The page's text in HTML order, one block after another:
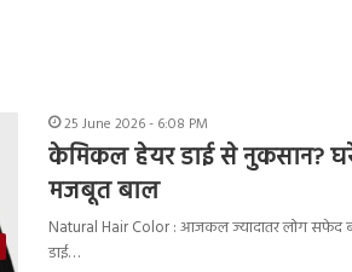
25 June 2026 - 6:08 PM
केमिकल हेयर डाई से नुकसान?
मजबूत बाल
Natural Hair Color : आजकल ज्यादातर लोग सफेद
डाई…